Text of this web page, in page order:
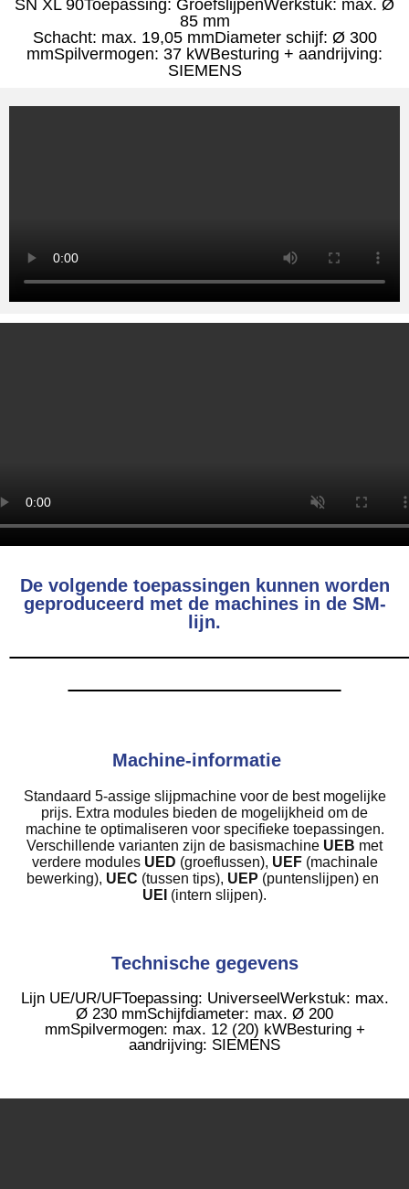
SN XL 90Toepassing: GroefslijpenWerkstuk: max. Ø
85 mm
Schacht: max. 19,05 mmDiameter schijf: Ø 300
mmSpilvermogen: 37 kWBesturing + aandrijving:
SIEMENS
De volgende toepassingen kunnen worden
geproduceerd met de machines in de SM-
lijn.
Machine-informatie
Standaard 5-assige slijpmachine voor de best mogelijke
prijs. Extra modules bieden de mogelijkheid om de
machine te optimaliseren voor specifieke toepassingen.
Verschillende varianten zijn de basismachine UEB met
verdere modules UED (groeflussen), UEF(machinale
bewerking), UEC (tussen tips), UEP (puntenslijpen) en
UEI (intern slijpen).
Technische gegevens
Lijn UE/UR/UFToepassing: UniverseelWerkstuk: max.
Ø 230 mmSchijfdiameter: max. Ø 200
mmSpilvermogen: max. 12 (20) kWBesturing +
aandrijving: SIEMENS